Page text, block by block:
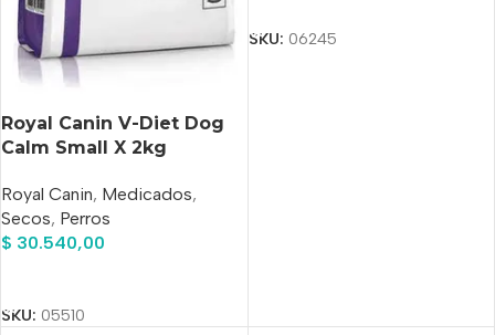
Royal Canin V-Diet Dog
Calm Small X 2kg
Royal Canin, Medicados,
Secos, Perros
$ 30.540,00
SKU: 05510
SKU: 06245